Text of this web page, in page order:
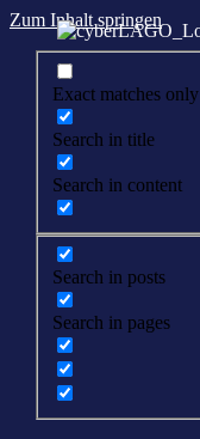
Zum Inhalt springen
Exact matches only
Search in title
Search in content
Search in posts
Search in pages